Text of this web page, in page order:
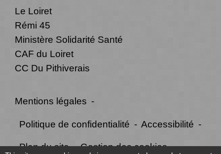
Le Loiret
Rémi 45
Ministère Solidarité Santé
CAF du Loiret
CC Du Pithiverais
Mentions légales -
Politique de confidentialité - Accessibilité -
Plan du site - Gestion des cookies